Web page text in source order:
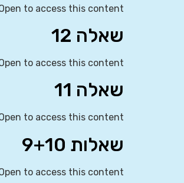
to access this content
שאלה 12
to access this content
שאלה 11
to access this content
שאלות 9+10
to access this content